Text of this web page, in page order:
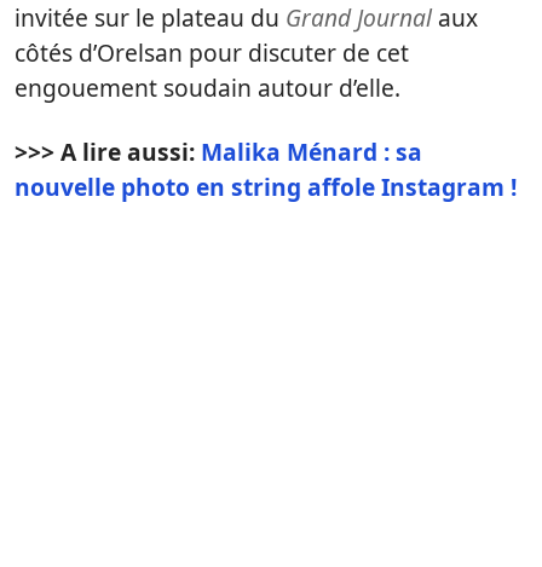
invitée sur le plateau du Grand Journalaux
côtés d’Orelsan pour discuter de cet
engouement soudain autour d’elle.
>>> A lire aussi: Malika Ménard : sa
nouvelle photo en string affole Instagram !